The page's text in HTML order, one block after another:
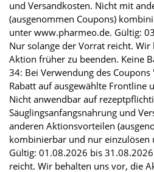
und Versandkosten. Nicht mit
(ausgenommen Coupons)
unter www.pharmeo.de. Gültig:
Nur solange der Vorrat reicht.
Aktion früher zu beenden. Keine
34: Bei Verwendung des Coupons
Rabatt auf ausgewählte Frontline
Nicht anwendbar auf
Säuglingsanfangsnahrung und
anderen Aktionsvorteilen
kombinierbar und nur einzulösen
Gültig: 01.08.2026 bis
reicht. Wir behalten uns vor, die